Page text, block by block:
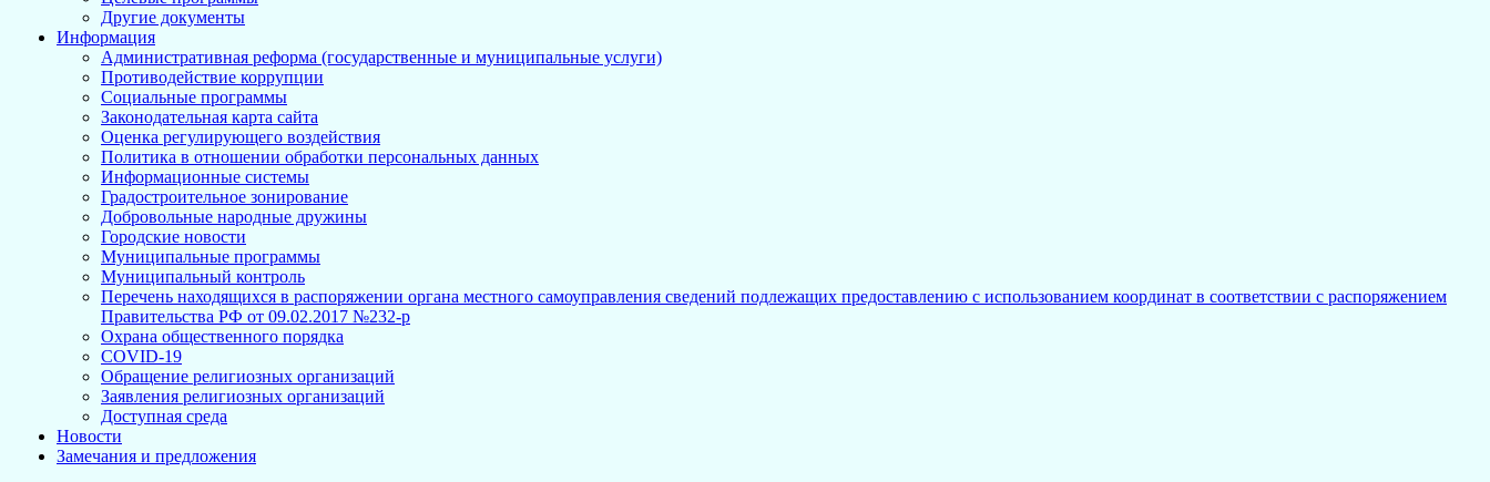
Другие документы
Информация
Административная реформа (государственные и муниципальные услуги)
Противодействие коррупции
Социальные программы
Законодательная карта сайта
Оценка регулирующего воздействия
Политика в отношении обработки персональных данных
Информационные системы
Градостроительное зонирование
Добровольные народные дружины
Городские новости
Муниципальные программы
Муниципальный контроль
Перечень находящихся в распоряжении органа местного самоуправления сведений подлежащих предоставлению с использованием координат в соответствии с распоряжением
Правительства РФ от 09.02.2017 №232-р
Охрана общественного порядка
COVID-19
Обращение религиозных организаций
Заявления религиозных организаций
Доступная среда
Новости
Замечания и предложения